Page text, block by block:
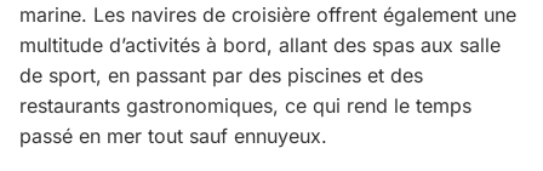
marine. Les navires de croisière offrent également une
multitude d’activités à bord, allant des spas aux salle
de sport, en passant par des piscines et des
restaurants gastronomiques, ce qui rend le temps
passé en mer tout sauf ennuyeux.